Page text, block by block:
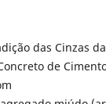
das Cinzas
de